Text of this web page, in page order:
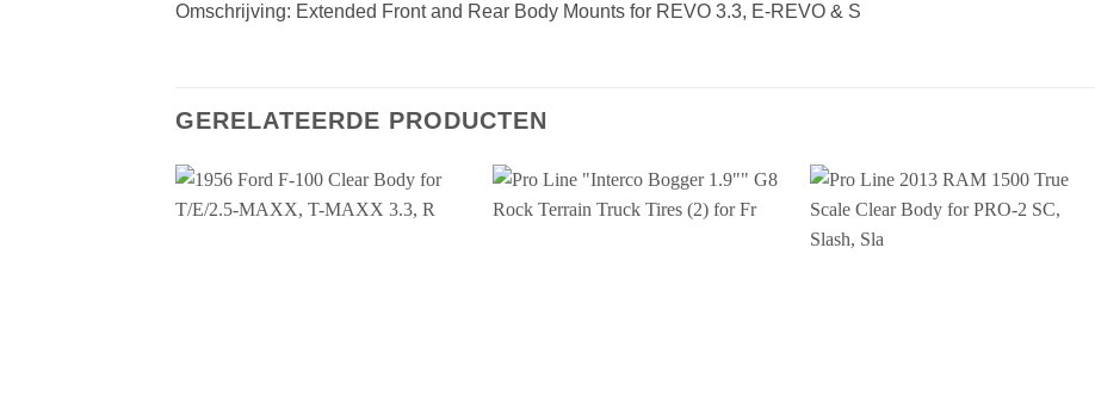
Omschrijving: Extended Front and Rear Body Mounts for REVO 3.3, E-REVO & S
GERELATEERDE PRODUCTEN